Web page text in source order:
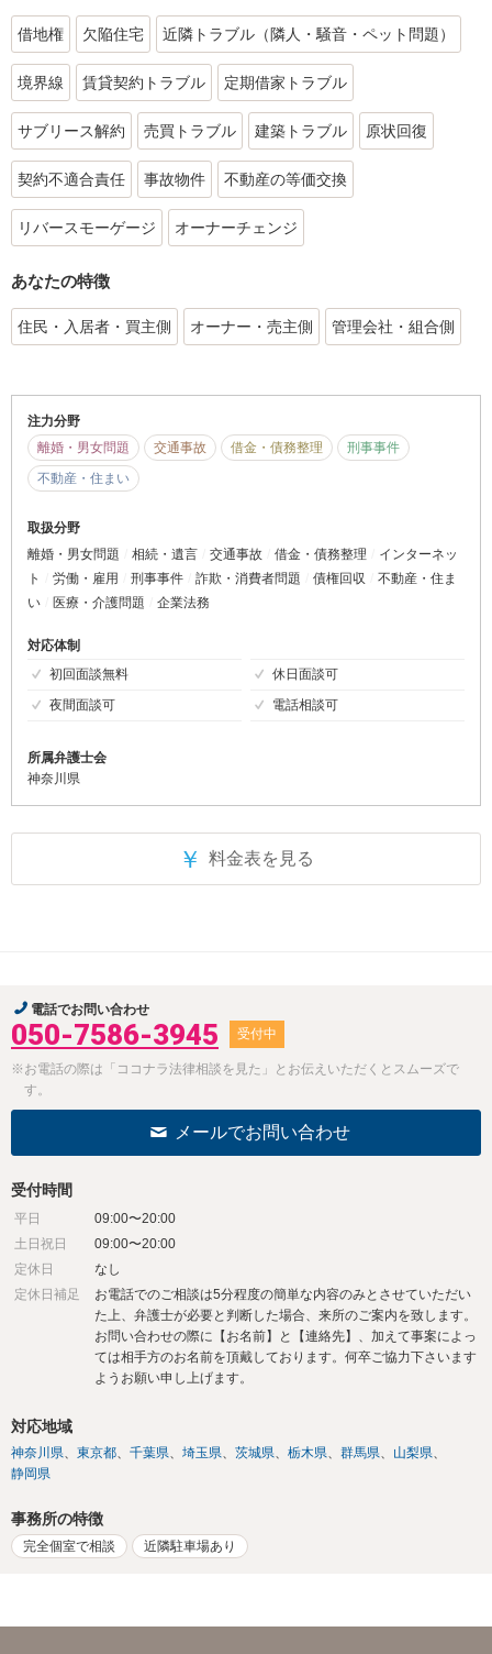
借地権 欠陥住宅 近隣トラブル（隣人・騒音・ペット問題）
境界線 賃貸契約トラブル 定期借家トラブル
サブリース解約 売買トラブル 建築トラブル 原状回復
契約不適合責任 事故物件 不動産の等価交換
リバースモーゲージ オーナーチェンジ
あなたの特徴
住民・入居者・買主側 オーナー・売主側 管理会社・組合側
注力分野
離婚・男女問題
交通事故 借金・債務整理
刑事事件
不動産・住まい
取扱分野
離婚・男女問題
相続・遺言 交通事故 借金・債務整理
インターネッ
ト
労働・雇用 刑事事件 詐欺・消費者問題 債権回収
不動産・住ま
い
医療・介護問題 企業法務
対応体制
初回面談無料
休日面談可
夜間面談可
電話相談可
所属弁護士会
神奈川県
￥ 料金表を見る
電話でお問い合わせ
050-7586-3945 受付中
※お電話の際は「ココナラ法律相談を見た」とお伝えいただくとスムーズで
す。
メールでお問い合わせ
受付時間
平日
09:00〜20:00
土日祝日
09:00〜20:00
定休日
なし
定休日補足
お電話でのご相談は5分程度の簡単な内容のみとさせていただい
た上、弁護士が必要と判断した場合、来所のご案内を致します。
お問い合わせの際に【お名前】と【連絡先】、加えて事案によっ
ては相手方のお名前を頂戴しております。何卒ご協力下さいます
ようお願い申し上げます。
対応地域
神奈川県 東京都 千葉県 埼玉県 茨城県 栃木県 群馬県
山梨県
静岡県
事務所の特徴
完全個室で相談 近隣駐車場あり